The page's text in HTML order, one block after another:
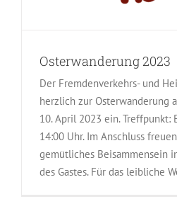
Osterwanderung 2023
Der Fremdenverkehrs- und
herzlich zur Osterwanderung
10. April 2023 ein. Treffpunkt:
14:00 Uhr. Im Anschluss
gemütliches Beisammensein
des Gastes. Für das leibliche